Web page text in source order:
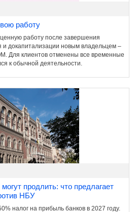
работу
работу после завершения
и докапитализации новым владельцем –
Для клиентов отменены все временные
к обычной деятельности.
продлить: что предлагает
НБУ
налог на прибыль банков в 2027 году.